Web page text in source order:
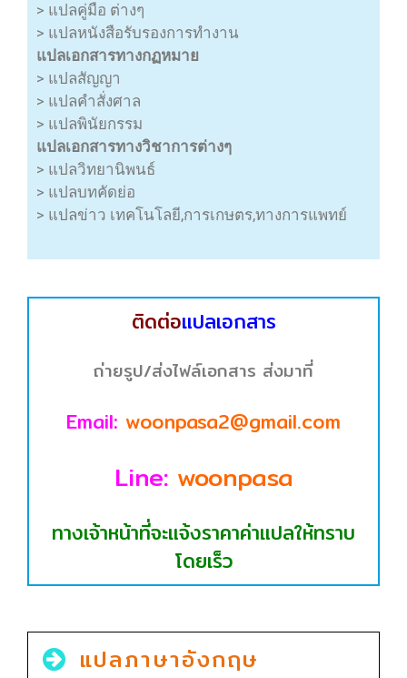
> แปลคู่มือ ต่างๆ
> แปลหนังสือรับรองการทำงาน
แปลเอกสารทางกฏหมาย
> แปลสัญญา
> แปลคำสั่งศาล
> แปลพินัยกรรม
แปลเอกสารทางวิชาการต่างๆ
> แปลวิทยานิพนธ์
> แปลบทคัดย่อ
> แปลข่าว เทคโนโลยี,การเกษตร,ทางการแพทย์
ติดต่อแปลเอกสาร
ถ่ายรูป/ส่งไฟล์เอกสาร ส่งมาที่
Email: woonpasa2@gmail.com
Line: woonpasa
ทางเจ้าหน้าที่จะแจ้งราคาค่าแปลให้ทราบ
โดยเร็ว
แปลภาษาอังกฤษ